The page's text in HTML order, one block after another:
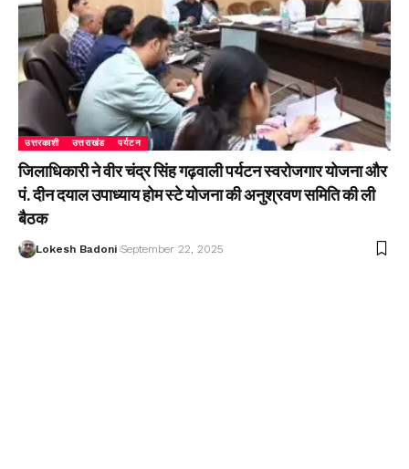
उत्तरकाशी उत्तराखंड पर्यटन
जिलाधिकारी ने वीर चंद्र सिंह गढ़वाली पर्यटन स्वरोजगार योजना और
पं. दीन दयाल उपाध्याय होम स्टे योजना की अनुश्रवण समिति की ली
बैठक
Lokesh Badoni September 22, 2025